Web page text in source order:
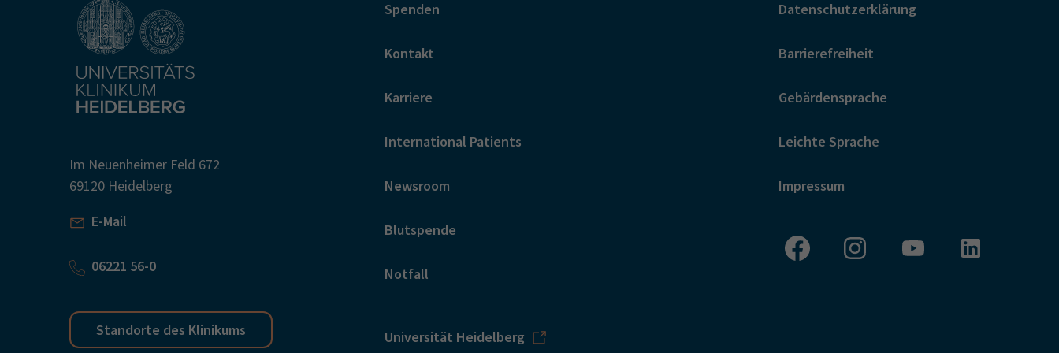
Im Neuenheimer Feld 672
69120 Heidelberg
E-Mail
06221 56-0
Standorte des Klinikums
Spenden
Kontakt
Karriere
International Patients
Newsroom
Blutspende
Notfall
Universität Heidelberg
Datenschutzerklärung
Barrierefreiheit
Gebärdensprache
Leichte Sprache
Impressum